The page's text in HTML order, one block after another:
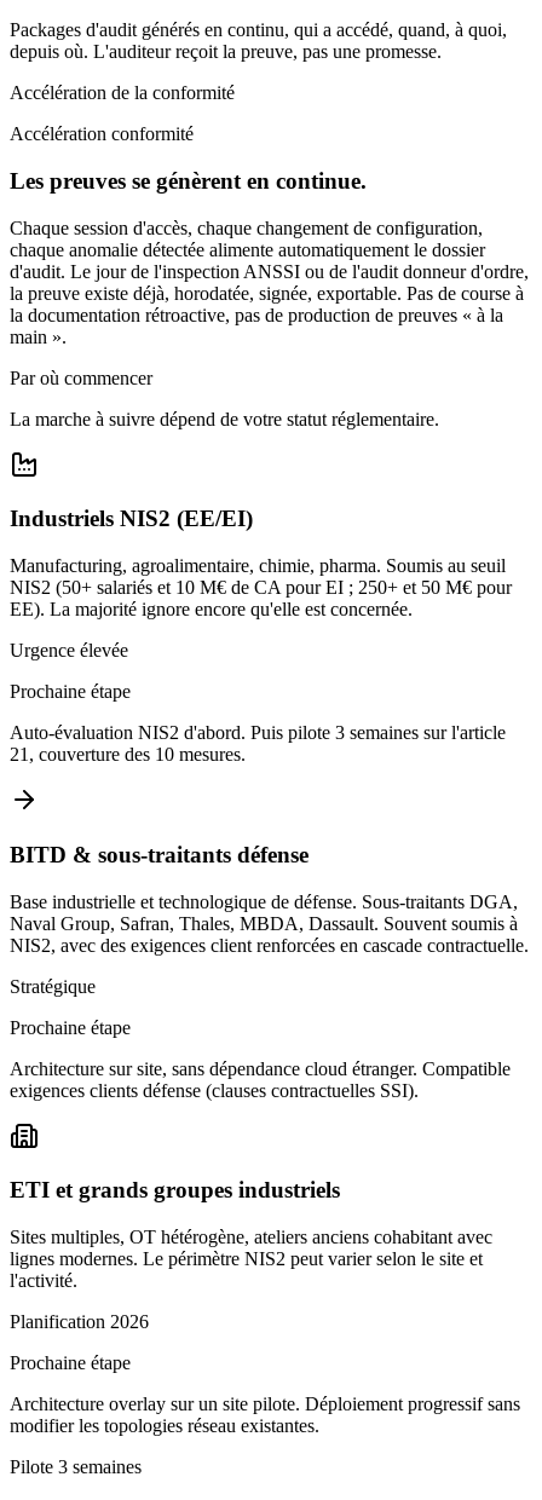
Packages d'audit générés en continu, qui a accédé, quand, à quoi,
depuis où. L'auditeur reçoit la preuve, pas une promesse.
Accélération de la conformité
Accélération conformité
Les preuves se génèrent en continue.
Chaque session d'accès, chaque changement de configuration,
chaque anomalie détectée alimente automatiquement le dossier
d'audit. Le jour de l'inspection ANSSI ou de l'audit donneur d'ordre,
la preuve existe déjà, horodatée, signée, exportable. Pas de course à
la documentation rétroactive, pas de production de preuves « à la
main ».
Par où commencer
La marche à suivre dépend de votre statut réglementaire.
Industriels NIS2 (EE/EI)
Manufacturing, agroalimentaire, chimie, pharma. Soumis au seuil
NIS2 (50+ salariés et 10 M€ de CA pour EI ; 250+ et 50 M€ pour
EE). La majorité ignore encore qu'elle est concernée.
Urgence élevée
Prochaine étape
Auto-évaluation NIS2 d'abord. Puis pilote 3 semaines sur l'article
21, couverture des 10 mesures.
BITD & sous-traitants défense
Base industrielle et technologique de défense. Sous-traitants DGA,
Naval Group, Safran, Thales, MBDA, Dassault. Souvent soumis à
NIS2, avec des exigences client renforcées en cascade contractuelle.
Stratégique
Prochaine étape
Architecture sur site, sans dépendance cloud étranger. Compatible
exigences clients défense (clauses contractuelles SSI).
ETI et grands groupes industriels
Sites multiples, OT hétérogène, ateliers anciens cohabitant avec
lignes modernes. Le périmètre NIS2 peut varier selon le site et
l'activité.
Planification 2026
Prochaine étape
Architecture overlay sur un site pilote. Déploiement progressif sans
modifier les topologies réseau existantes.
Pilote 3 semaines